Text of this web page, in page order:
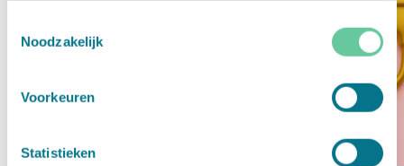
Noodzakelijk
Voorkeuren
Statistieken